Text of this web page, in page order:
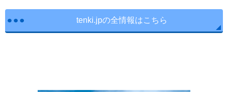
tenki.jpの全情報はこちら